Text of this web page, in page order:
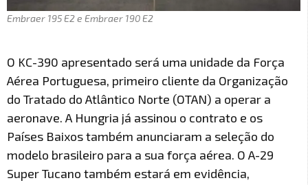
Embraer 195 E2 e Embraer 190 E2
O KC-390 apresentado será uma unidade da Força
Aérea Portuguesa, primeiro cliente da Organização
do Tratado do Atlântico Norte (OTAN) a operar a
aeronave. A Hungria já assinou o contrato e os
Países Baixos também anunciaram a seleção do
modelo brasileiro para a sua força aérea. O A-29
Super Tucano também estará em evidência,